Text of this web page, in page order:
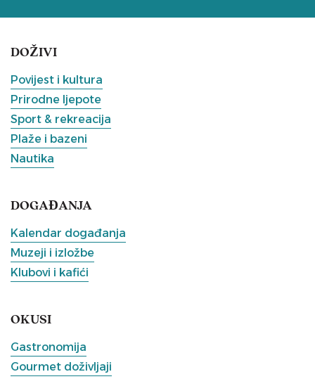
DOŽIVI
Povijest i kultura
Prirodne ljepote
Sport & rekreacija
Plaže i bazeni
Nautika
DOGAĐANJA
Kalendar događanja
Muzeji i izložbe
Klubovi i kafići
OKUSI
Gastronomija
Gourmet doživljaji